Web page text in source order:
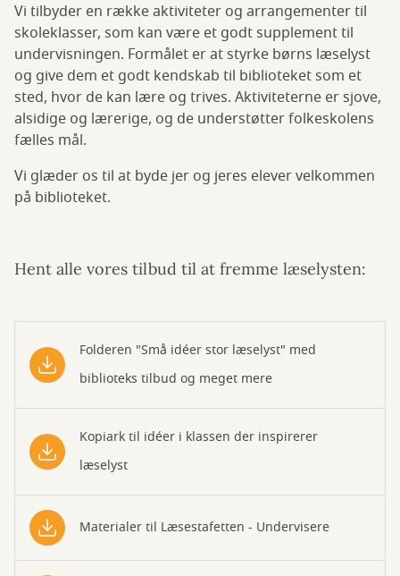
Vi tilbyder en række aktiviteter og arrangementer til
skoleklasser, som kan være et godt supplement til
undervisningen. Formålet er at styrke børns læselyst
og give dem et godt kendskab til biblioteket som et
sted, hvor de kan lære og trives. Aktiviteterne er sjove,
alsidige og lærerige, og de understøtter folkeskolens
fælles mål.
Vi glæder os til at byde jer og jeres elever velkommen
på biblioteket.
Hent alle vores tilbud til at fremme læselysten:
Folderen "Små idéer stor læselyst" med
biblioteks tilbud og meget mere
Kopiark til idéer i klassen der inspirerer
læselyst
Materialer til Læsestafetten - Undervisere